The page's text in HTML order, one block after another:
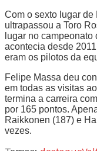
Com o sexto lugar
ultrapassou a Toro
lugar no
acontecia desde
eram os pilotos da
Felipe Massa deu
em todas as visitas
termina a carreira
por 165 pontos.
Raikkonen (187) e
vezes.